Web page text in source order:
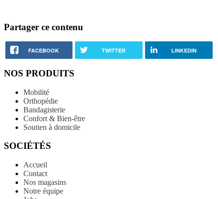
Partager ce contenu
FACEBOOK TWITTER LINKEDIN
NOS PRODUITS
Mobilité
Orthopédie
Bandagisterie
Confort & Bien-être
Soutien à domicile
SOCIÉTÉS
Accueil
Contact
Nos magasins
Notre équipe